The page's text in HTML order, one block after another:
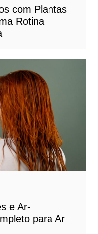
com Plantas
Rotina
e Ar-
para Ar